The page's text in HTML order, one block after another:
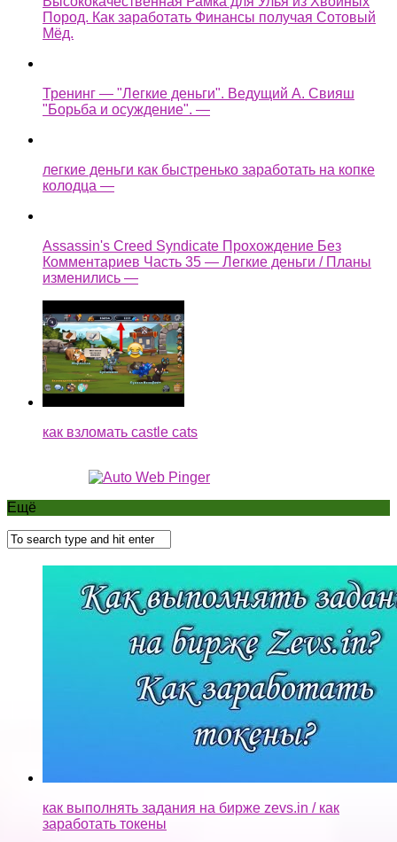
Пород. Как заработать Финансы получая Сотовый
Мёд.
Тренинг — "Легкие деньги". Ведущий А. Свияш
"Борьба и осуждение". —
легкие деньги как быстренько заработать на копке
колодца —
Assassin's Creed Syndicate Прохождение Без
Комментариев Часть 35 — Легкие деньги / Планы
изменились —
как взломать castle cats
Ещё
как выполнять задания на бирже zevs.in / как
заработать токены